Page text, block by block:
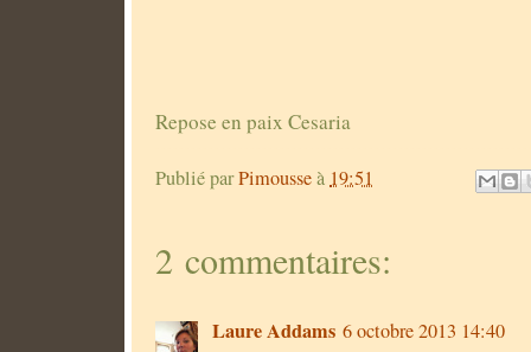
Repose en paix Cesaria
Publié parPimousseà 19:51
2 commentaires:
Laure Addams 6 octobre 2013 14:40